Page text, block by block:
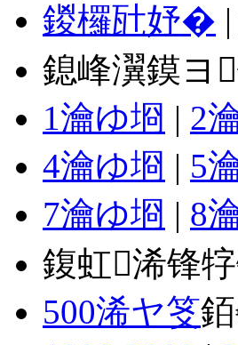
鍐欏瓧妤� |
鎴峰瀷鏌ヨ
1瀹ゆ埛 | 2
4瀹ゆ埛 | 5
7瀹ゆ埛 | 8
鍑虹浠锋
500浠ヤ笅